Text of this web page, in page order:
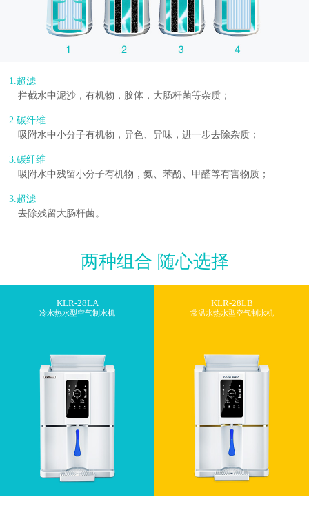
1.超滤
拦截水中泥沙，有机物，胶体，大肠杆菌等杂质；
2.碳纤维
吸附水中小分子有机物，异色、异味，进一步去除杂质；
3.碳纤维
吸附水中残留小分子有机物，氨、苯酚、甲醛等有害物质；
3.超滤
去除残留大肠杆菌。
两种组合 随心选择
KLR-28LA
冷水热水型空气制水机
KLR-28LB
常温水热水型空气制水机